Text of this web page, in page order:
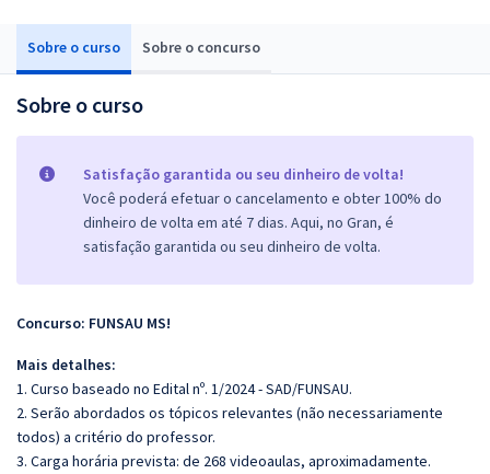
Sobre o curso Sobre o concurso
Sobre o curso
Satisfação garantida ou seu dinheiro de volta!
Você poderá efetuar o cancelamento e obter 100% do
dinheiro de volta em até 7 dias. Aqui, no Gran, é
satisfação garantida ou seu dinheiro de volta.
Concurso: FUNSAU MS!
Mais detalhes:
1. Curso baseado no Edital nº. 1/2024 - SAD/FUNSAU.
2. Serão abordados os tópicos relevantes (não necessariamente
todos) a critério do professor.
3. Carga horária prevista: de 268 videoaulas, aproximadamente.